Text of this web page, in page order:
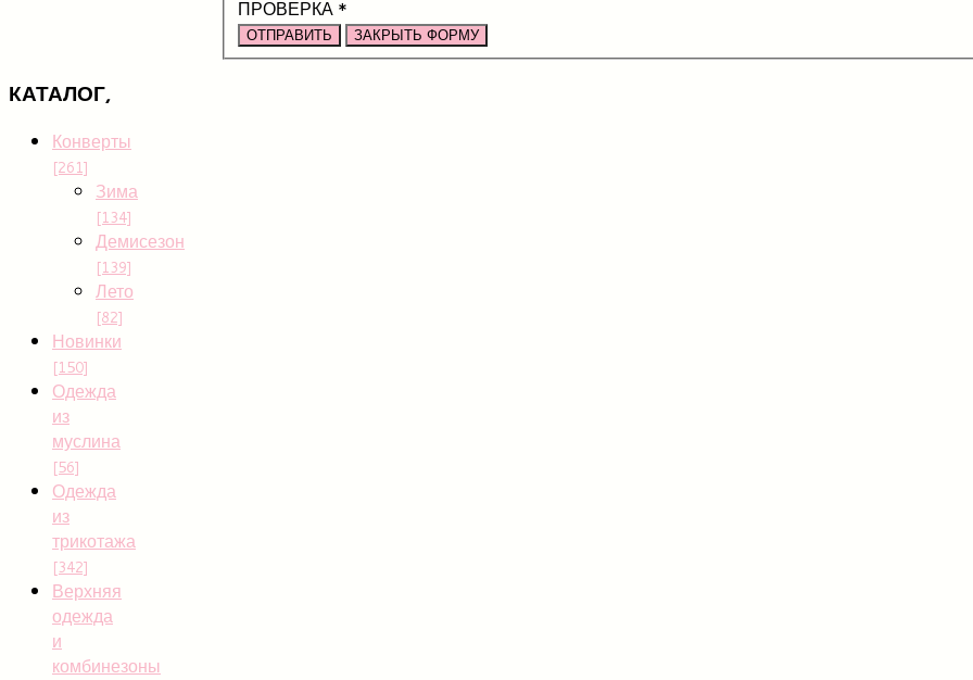
ПРОВЕРКА *
ОТПРАВИТЬ ЗАКРЫТЬ ФОРМУ
КАТАЛОГ,
Конверты
[261]
Зима
[134]
Демисезон
[139]
Лето
[82]
Новинки
[150]
Одежда
из
муслина
[56]
Одежда
из
трикотажа
[342]
Верхняя
одежда
и
комбинезоны